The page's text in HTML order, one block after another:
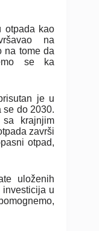
otpada kao
na
na tome da
se ka
je u
se do 2030.
krajnjim
završi
otpad,
uloženih
u